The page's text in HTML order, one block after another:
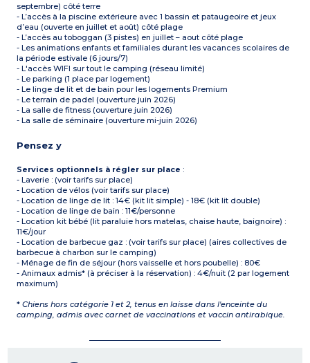
septembre) côté terre
- L’accès à la piscine extérieure avec 1 bassin et pataugeoire et jeux
d’eau (ouverte en juillet et août) côté plage
- L’accès au toboggan (3 pistes) en juillet – aout côté plage
- Les animations enfants et familiales durant les vacances scolaires de
la période estivale (6 jours/7)
- L'accès WIFI sur tout le camping (réseau limité)
- Le parking (1 place par logement)
- Le linge de lit et de bain pour les logements Premium
- Le terrain de padel (ouverture juin 2026)
- La salle de fitness (ouverture juin 2026)
- La salle de séminaire (ouverture mi-juin 2026)
Pensez y
Services optionnels à régler sur place :
- Laverie : (voir tarifs sur place)
- Location de vélos (voir tarifs sur place)
- Location de linge de lit : 14€ (kit lit simple) - 18€ (kit lit double)
- Location de linge de bain : 11€/personne
- Location kit bébé (lit paraluie hors matelas, chaise haute, baignoire) :
11€/jour
- Location de barbecue gaz : (voir tarifs sur place) (aires collectives de
barbecue à charbon sur le camping)
- Ménage de fin de séjour (hors vaisselle et hors poubelle) : 80€
- Animaux admis* (à préciser à la réservation) : 4€/nuit (2 par logement
maximum)
*Chiens hors catégorie 1 et 2, tenus en laisse dans l'enceinte du
camping, admis avec carnet de vaccinations et vaccin antirabique.